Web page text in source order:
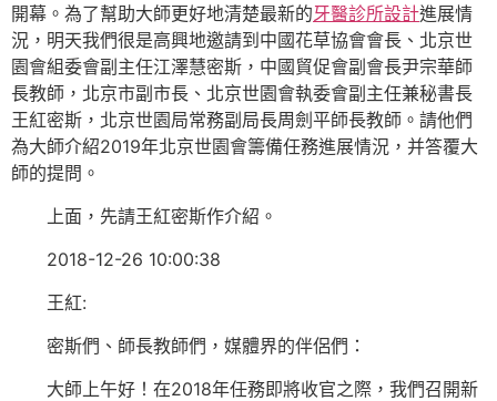
開幕。為了幫助大師更好地清楚最新的牙醫診所設計進展情
況，明天我們很是高興地邀請到中國花草協會會長、北京世
園會組委會副主任江澤慧密斯，中國貿促會副會長尹宗華師
長教師，北京市副市長、北京世園會執委會副主任兼秘書長
王紅密斯，北京世園局常務副局長周劍平師長教師。請他們
為大師介紹2019年北京世園會籌備任務進展情況，并答覆大
師的提問。
上面，先請王紅密斯作介紹。
2018-12-26 10:00:38
王紅:
密斯們、師長教師們，媒體界的伴侶們：
大師上午好！在2018年任務即將收官之際，我們召開新